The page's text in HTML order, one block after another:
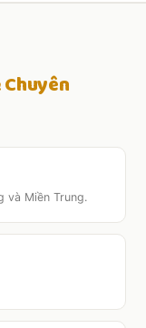
và Miền Trung.